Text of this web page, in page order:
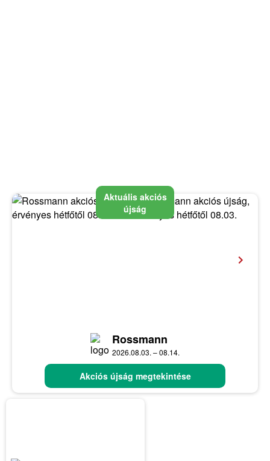
Aktuális akciós
újság
Rossmann
2026.08.03. – 08.14.
Akciós újság megtekintése